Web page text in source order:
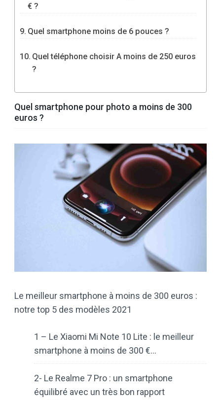
€ ?
Quel smartphone moins de 6 pouces ?
Quel téléphone choisir A moins de 250 euros
?
Quel smartphone pour photo a moins de 300
euros ?
Le meilleur smartphone à moins de 300 euros :
notre top 5 des modèles 2021
1 – Le Xiaomi Mi Note 10 Lite : le meilleur
smartphone à moins de 300 €…
2- Le Realme 7 Pro : un smartphone
équilibré avec un très bon rapport